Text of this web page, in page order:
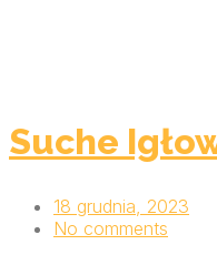
Suche
18 grudnia, 2023
No comments